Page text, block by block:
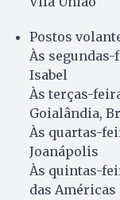
Postos
Às segundas-
Isabel
Às terças-
Goialândia,
Às quartas-
Joanápolis
Às quintas-
das Américas